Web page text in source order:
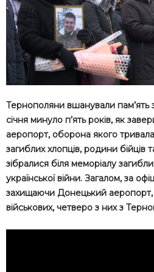
Тернополяни вшанували пам’ять
січня минуло п’ять років, як
аеропорт, оборона якого
загиблих хлопців, родини
зібралися біля меморіалу
української війни. Загалом, за
захищаючи Донецький
військових, четверо з них з